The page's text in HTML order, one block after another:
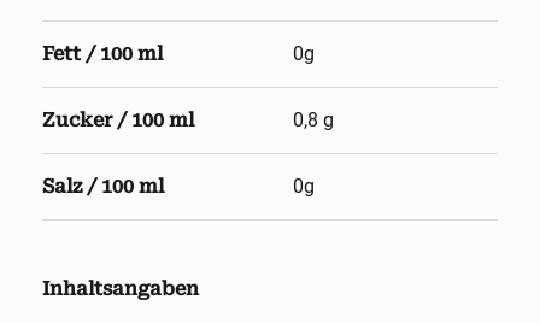
Fett / 100 ml 0g
Zucker / 100 ml 0,8 g
Salz / 100 ml 0g
Inhaltsangaben